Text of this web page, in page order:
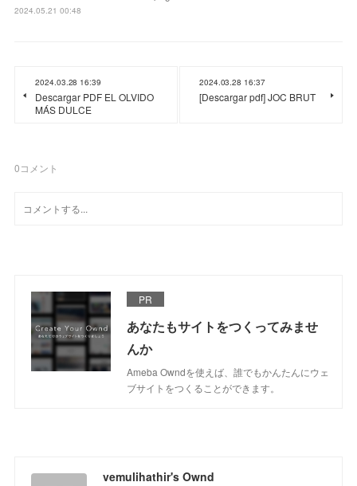
2024.05.21 00:48
2024.03.28 16:39
Descargar PDF EL OLVIDO
MÁS DULCE
2024.03.28 16:37
[Descargar pdf] JOC BRUT
0コメント
PR
あなたもサイトをつくってみませ
んか
Ameba Owndを使えば、誰でもかんたんにウェ
ブサイトをつくることができます。
vemulihathir's Ownd